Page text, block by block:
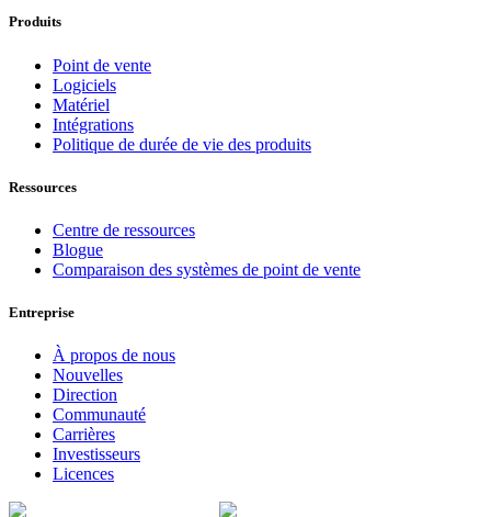
Produits
Point de vente
Logiciels
Matériel
Intégrations
Politique de durée de vie des produits
Ressources
Centre de ressources
Blogue
Comparaison des systèmes de point de vente
Entreprise
À propos de nous
Nouvelles
Direction
Communauté
Carrières
Investisseurs
Licences